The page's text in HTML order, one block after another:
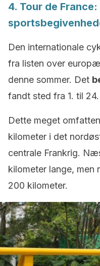
4. Tour de
Den internationale
fra listen over
denne sommer. Det
fandt sted fra 1. til
Dette meget
kilometer i det
centrale Frankrig.
kilometer lange, men
200 kilometer.